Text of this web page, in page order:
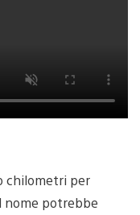
chilometri per
nome potrebbe